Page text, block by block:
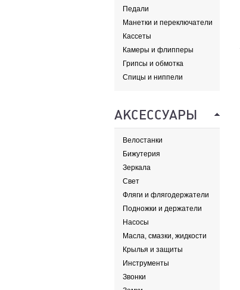
хомуты
Педали
Манетки и переключатели
Кассеты
Камеры и флипперы
Грипсы и обмотка
Спицы и ниппели
АКСЕССУАРЫ
Велостанки
Бижутерия
Зеркала
Свет
Фляги и флягодержатели
Подножки и держатели
Насосы
Масла, смазки, жидкости
Крылья и защиты
Инструменты
Звонки